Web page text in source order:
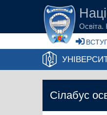
Перейти до основного вмісту
Освіта.
Сілабус